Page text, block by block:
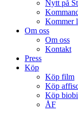
Nytt på
Kommer
Om oss
Om oss
Kontakt
Press
Köp
Köp film
Köp
Köp
ÅF